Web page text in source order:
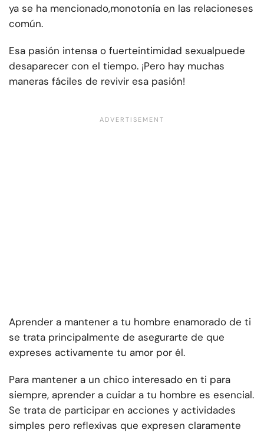
ya se ha mencionado,monotonía en las relacioneses
común.
Esa pasión intensa o fuerteintimidad sexualpuede
desaparecer con el tiempo. ¡Pero hay muchas
maneras fáciles de revivir esa pasión!
Aprender a mantener a tu hombre enamorado de ti
se trata principalmente de asegurarte de que
expreses activamente tu amor por él.
Para mantener a un chico interesado en ti para
siempre, aprender a cuidar a tu hombre es esencial.
Se trata de participar en acciones y actividades
simples pero reflexivas que expresen claramente